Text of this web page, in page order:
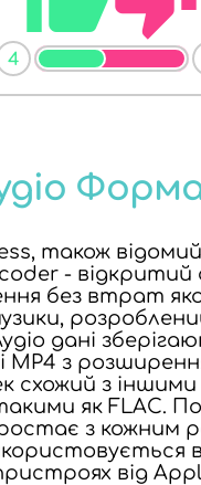
4
також
- відкритий
без втрат
дані
MP4 з
схожий з іншими
як FLAC.
з кожним
в
від